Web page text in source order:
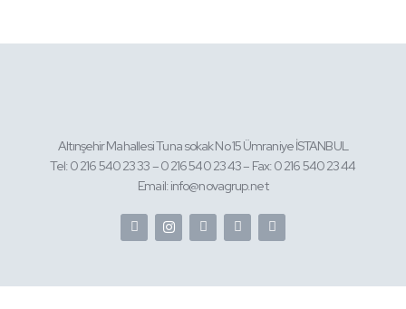
Altınşehir Mahallesi Tuna sokak No 15 Ümraniye İSTANBUL
Tel: 0 216 540 23 33 – 0 216 540 23 43 – Fax: 0 216 540 23 44
Email: info@novagrup.net